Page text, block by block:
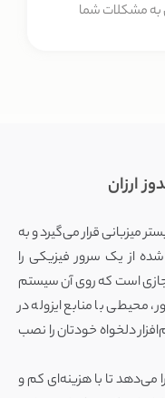
ارزان
میزبانی قرار می‌گیرد و به
از یک سرور فیزیکی را
است که روی آن سیستم
با منابع ایزوله در
دلخواه خودتان را نصب
می‌دهد تا با هزینه‌ای کم و